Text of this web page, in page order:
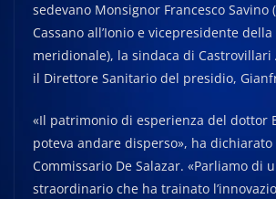
sedevano Monsignor Francesco Savino
Cassano all’Ionio e vicepresidente della
meridionale), la sindaca di Castrovillari
il Direttore Sanitario del presidio,
«Il patrimonio di esperienza del dottor
poteva andare disperso», ha
Commissario De Salazar. «Parliamo di
straordinario che ha trainato